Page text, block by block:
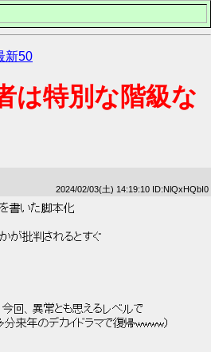
新50
は特別な階級な
2024/02/03(土) 14:19:10 ID:NlQxHQbI0
書いた脚本化
かが批判されるとすぐ
回、異常とも思えるレベルで
来年のデカイドラマで復帰wwww）